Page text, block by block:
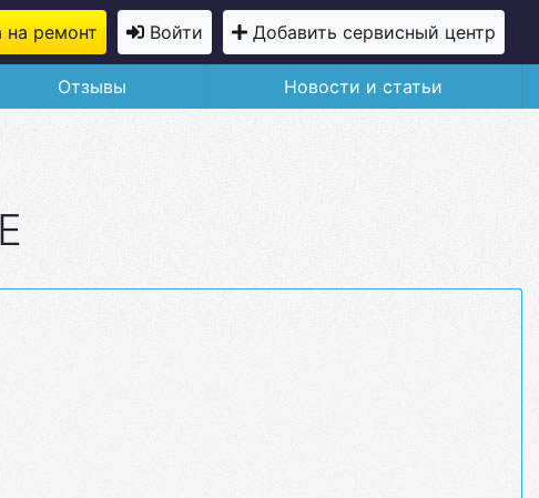
на ремонт Войти Добавить сервисный центр
Отзывы Новости и статьи